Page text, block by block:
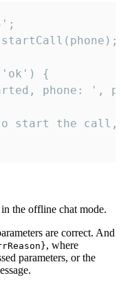
'ok') {
phone: ',
start the
the offline chat mode.
are correct. And
, where
parameters, or the